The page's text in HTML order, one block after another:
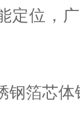
定位，